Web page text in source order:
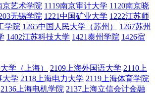
京艺术学院 1119南京审计大学 1120南京晓
无锡学院 1221中国矿业大学 1222江苏师
学院 1265中国人民大学（苏州）
1267苏州
1402江苏科技大学 1421泰州学院 1426宿
学（上海） 2109上海外国语大学 2110上
大学 2118上海电力大学 2119上海体育学院
2136上海电机学院 2137上海立信会计金融